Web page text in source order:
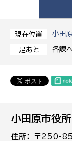
現在位置 小田
足あと 各課
小田原市役所
住所
〒250-